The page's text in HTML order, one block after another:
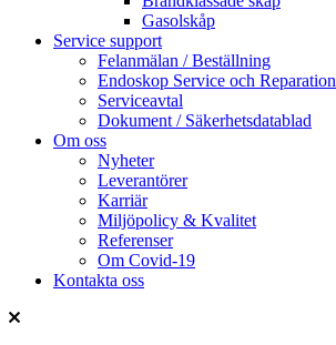
Gasolskåp
Service support
Felanmälan / Beställning
Endoskop Service och Reparation
Serviceavtal
Dokument / Säkerhetsdatablad
Om oss
Nyheter
Leverantörer
Karriär
Miljöpolicy & Kvalitet
Referenser
Om Covid-19
Kontakta oss